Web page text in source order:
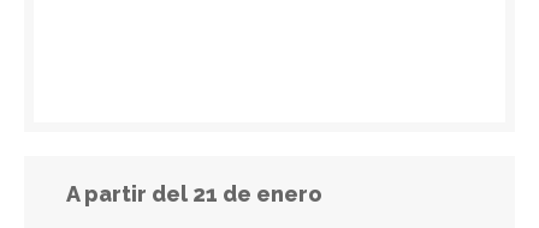
A partir del 21 de enero